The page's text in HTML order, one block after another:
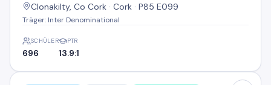
Clonakilty, Co Cork · Cork · P85 E099
Träger: Inter Denominational
SCHÜLER
696
PTR
13.9:1
Coachford College